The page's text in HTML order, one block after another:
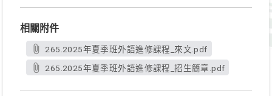
相關附件
265.2025年夏季班外語進修課程_來文.pdf
265.2025年夏季班外語進修課程_招生簡章.pdf